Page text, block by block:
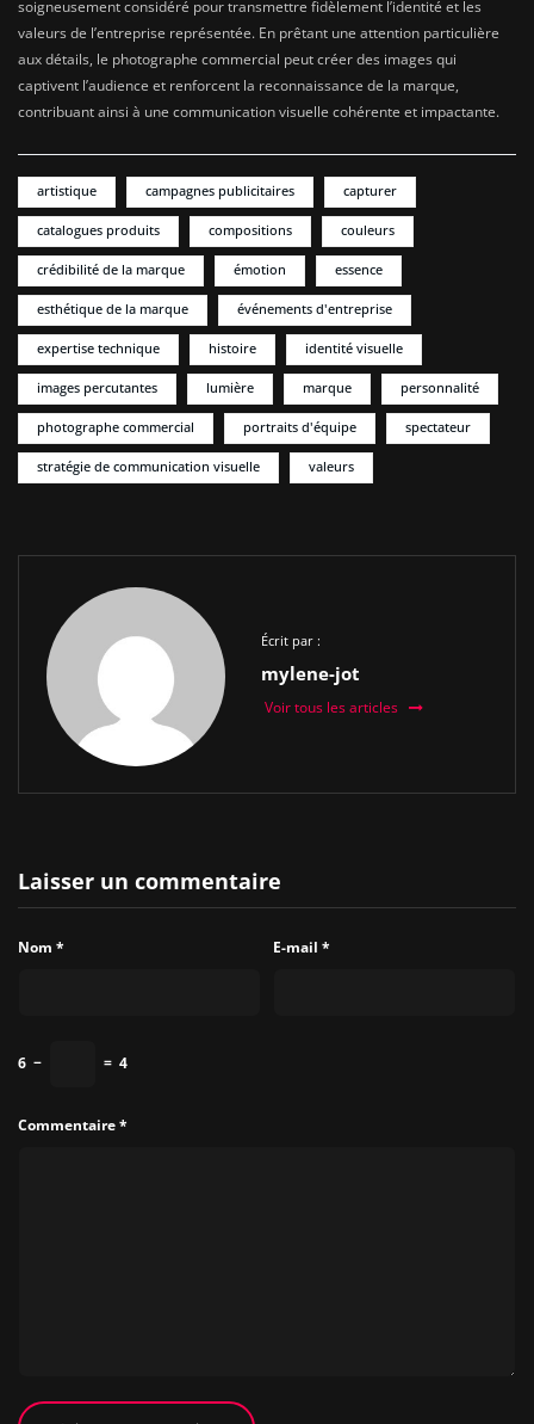
soigneusement considéré pour transmettre fidèlement l’identité et les
valeurs de l’entreprise représentée. En prêtant une attention particulière
aux détails, le photographe commercial peut créer des images qui
captivent l’audience et renforcent la reconnaissance de la marque,
contribuant ainsi à une communication visuelle cohérente et impactante.
artistique campagnes publicitaires capturer
catalogues produits compositions couleurs
crédibilité de la marque émotion essence
esthétique de la marque événements d'entreprise
expertise technique histoire identité visuelle
images percutantes lumière marque personnalité
photographe commercial portraits d'équipe spectateur
stratégie de communication visuelle valeurs
Écrit par :
mylene-jot
Voir tous les articles
Laisser un commentaire
Nom * E-mail *
6 − = 4
Commentaire*